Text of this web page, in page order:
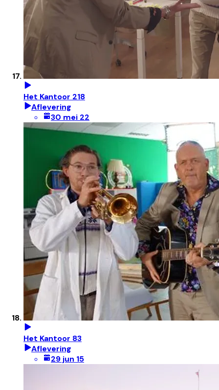
Het Kantoor 218
Aflevering
30 mei 22
Het Kantoor 83
Aflevering
29 jun 15